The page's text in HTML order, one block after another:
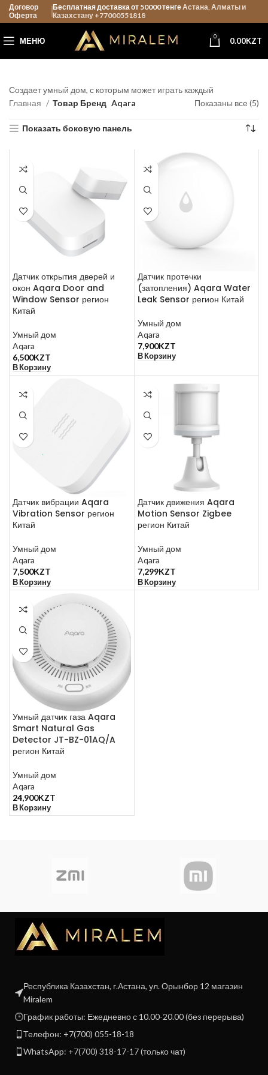
Договор
Оферта
Бесплатная доставка от 50000 тенгеАстана, Алматы и
Казахстану +77000551818
МЕНЮ 0 0.00KZT
Создает умный дом, с которым может играть каждый
Главная
Товар Бренд Aqara Показаны все (5)
Показать боковую панель
Датчик открытия дверей и
окон Aqara Door and
Window Sensor регион
Китай
Умный дом
Aqara
6,500KZT
В Корзину
Датчик протечки
(затопления) Aqara Water
Leak Sensor регион Китай
Умный дом
Aqara
7,900KZT
В Корзину
Датчик вибрации Aqara
Vibration Sensor регион
Китай
Умный дом
Aqara
7,500KZT
В Корзину
Датчик движения Aqara
Motion Sensor Zigbee
регион Китай
Умный дом
Aqara
7,299KZT
В Корзину
Умный датчик газа Aqara
Smart Natural Gas
Detector JT-BZ-01AQ/A
регион Китай
Умный дом
Aqara
24,900KZT
В Корзину
Республика Казахстан, г.Астана, ул. Орынбор 12 магазин
Miralem
График работы: Ежедневно с 10.00-20.00 (без перерыва)
Телефон: +7(700) 055-18-18
WhatsApp: +7(700) 318-17-17 (только чат)